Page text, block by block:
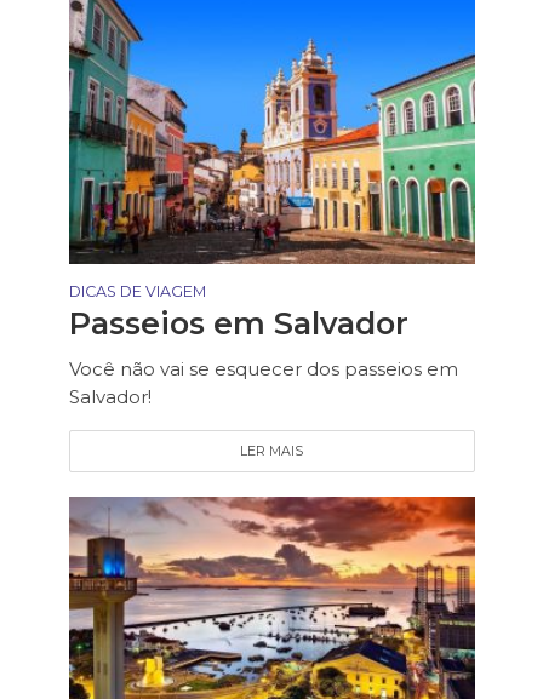
DICAS DE VIAGEM
Passeios em Salvador
Você não vai se esquecer dos passeios em
Salvador!
LER MAIS